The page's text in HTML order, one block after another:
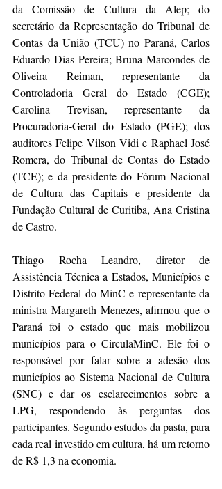
da Comissão de Cultura da Alep; do
secretário da Representação do Tribunal de
Contas da União (TCU) no Paraná, Carlos
Eduardo Dias Pereira; Bruna Marcondes de
Oliveira Reiman, representante da
Controladoria Geral do Estado (CGE);
Carolina Trevisan, representante da
Procuradoria-Geral do Estado (PGE); dos
auditores Felipe Vilson Vidi e Raphael José
Romera, do Tribunal de Contas do Estado
(TCE); e da presidente do Fórum Nacional
de Cultura das Capitais e presidente da
Fundação Cultural de Curitiba, Ana Cristina
de Castro.
Thiago Rocha Leandro, diretor de
Assistência Técnica a Estados, Municípios e
Distrito Federal do MinC e representante da
ministra Margareth Menezes, afirmou que o
Paraná foi o estado que mais mobilizou
municípios para o CirculaMinC. Ele foi o
responsável por falar sobre a adesão dos
municípios ao Sistema Nacional de Cultura
(SNC) e dar os esclarecimentos sobre a
LPG, respondendo às perguntas dos
participantes. Segundo estudos da pasta, para
cada real investido em cultura, há um retorno
de R$ 1,3 na economia.